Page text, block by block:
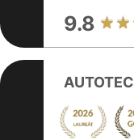
9.8